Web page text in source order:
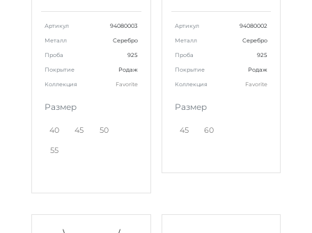
Артикул 94080003
Металл Серебро
Проба 925
Покрытие Родаж
Коллекция Favorite
Размер
40 45 50
55
Артикул 94080002
Металл Серебро
Проба 925
Покрытие Родаж
Коллекция Favorite
Размер
45 60